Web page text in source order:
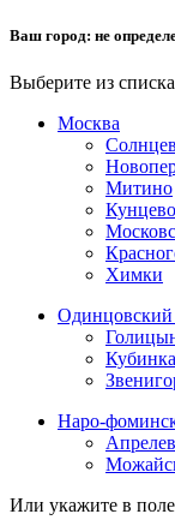
Ваш город: не
Выберите из
Москва
Митино
Кунцево
Химки
Одинцовский
Кубинка
Наро-
Или укажите в